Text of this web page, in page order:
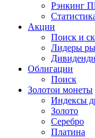
Рэнкинг
Акции
Поиск и
Лидеры
Облигации
Поиск
Золотои монеты
Индексы
Золото
Серебро
Платина